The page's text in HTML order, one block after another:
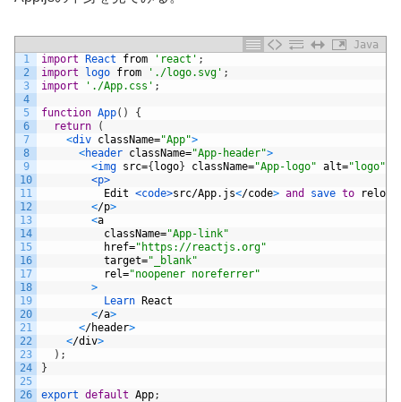
Java
1
2
3
4
5
6
7
8
9
10
11
12
13
14
15
16
17
18
19
20
21
22
23
24
25
26
import React from 'react' ;
import
logo from './logo.svg' ;
import
'./App.css' ;
function App( )
{
return
(
<div className="App">
<header className="App-header">
<img src={logo} className="App-logo" alt="logo"
<p>
Edit <code>src/App. js</code> and save to reload
</p>
<a
className="App-link"
href="https://reactjs.org"
target="_blank"
rel="noopener noreferrer"
>
Learn React
</a>
</header>
</div>
) ;
}
export default App;